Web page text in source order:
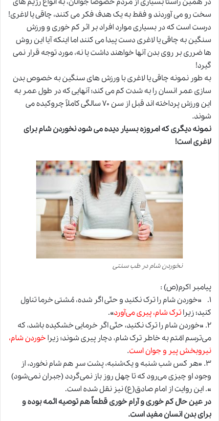
سخت رو می آوردند و فقط به یک هدف فکر می کنند، چاقی یا لاغری!
درست است که در بسیاری موارد افراد بر اثر کم خوری و ورزش
سنگین به چاقی یا لاغری دست پیدا می کنند اما اینکه آیا این روش
ها ضرری بر روی بدن آنها خواهند داشت یا نه، مورد توجه قرار نمی
گیرد!
به طور نمونه چاقی یا لاغری با ورزش های سنگین به خصوص بدن
سازی عمر انسان را به شدت کم می کند؛ آنهایی که در طول عمر به
این ورزش پرداخته اند قبل از سن ۷۰ سالگی کاملاً چروکیده می
شوند.
نمونه دیگری که امروزه بسیار دیده می شود نخوردن شام برای
لاغری است!
نخوردن شام در طب سنتی
پیامبر اکرم(ص) :
۱. «خوردن شام را ترک نکنید و حتّی اگر شده، مُشتی خرما تناول
کنید؛ زیراترک شام، پیری می‌آورد».
۲. «خوردن شام را ترک نکنید، حتّی اگر خرمایی خشکیده باشد، که
می‌ترسم امّتم به خاطر ترک شام، دچار پیری شوند؛ زیرا خوردن شام،
نیروبخش پیر و جوان است.
۳. «هر کس شب شنبه و یک‌شنبه، پشت سرِ هم شام نخورد، از
وجود او چیزی می‌رود که تا چهل روز باز نمی‌گردد (جبران نمی‌شود)
». این روایت از امام صادق(ع) نیز نقل شده است.
در عین حال کم خوری و آرام خوری قطعاً هم توصیه ائمه بوده و
برای بدن انسان مفید است.